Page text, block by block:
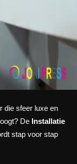
die sfeer luxe en
De Installatie
stap voor stap